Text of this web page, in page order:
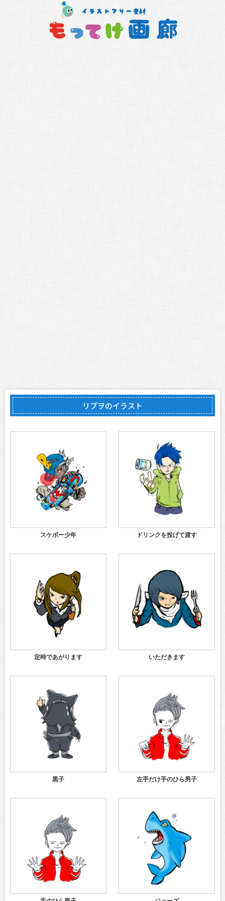
リプヲのイラスト
スケボー少年 ドリンクを投げて渡す
定時であがります いただきます
黒子 左手だけ手のひら男子